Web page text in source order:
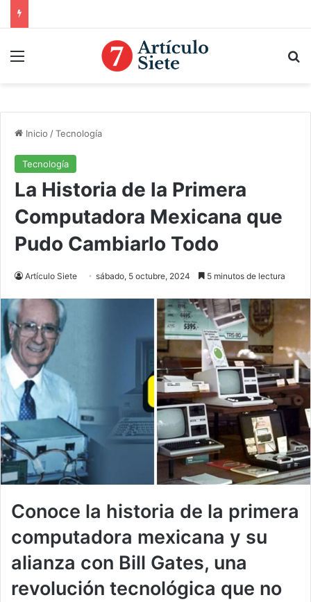
Menú
Inicio /Tecnología
Tecnología
La Historia de la Primera
Computadora Mexicana que
Pudo Cambiarlo Todo
Artículo Siete sábado, 5 octubre, 2024 5 minutos de lectura
Conoce la historia de la primera
computadora mexicana y su
alianza con Bill Gates, una
revolución tecnológica que no